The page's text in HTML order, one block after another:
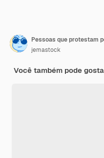
Pessoas que protestam
jemastock
Você também pode